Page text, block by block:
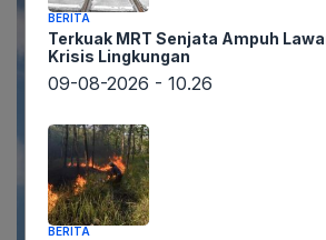
BERITA
Terkuak MRT Senjata Ampuh
Krisis Lingkungan
09-08-2026 - 10.26
BERITA